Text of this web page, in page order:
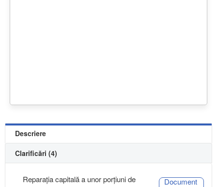
Descriere
Clarificări (4)
Reparația capitală a unor porțiuni de
Document